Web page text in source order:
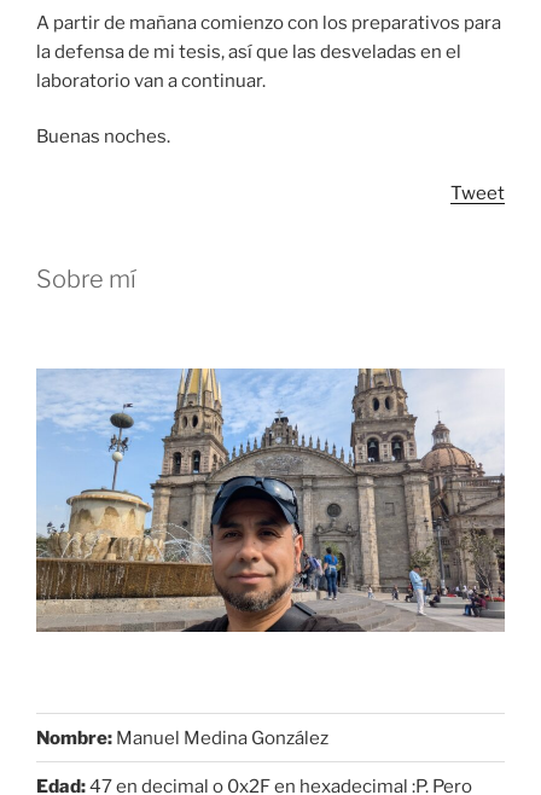
A partir de mañana comienzo con los preparativos para
la defensa de mi tesis, así que las desveladas en el
laboratorio van a continuar.
Buenas noches.
Tweet
Sobre mí
Nombre: Manuel Medina González
Edad:47 en decimal o 0x2F en hexadecimal :P. Pero